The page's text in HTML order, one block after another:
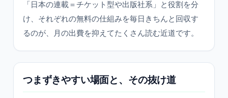
「日本の連載＝チケット型や出版社系」と役割を分
け、それぞれの無料の仕組みを毎日きちんと回収す
るのが、月の出費を抑えてたくさん読む近道です。
つまずきやすい場面と、その抜け道